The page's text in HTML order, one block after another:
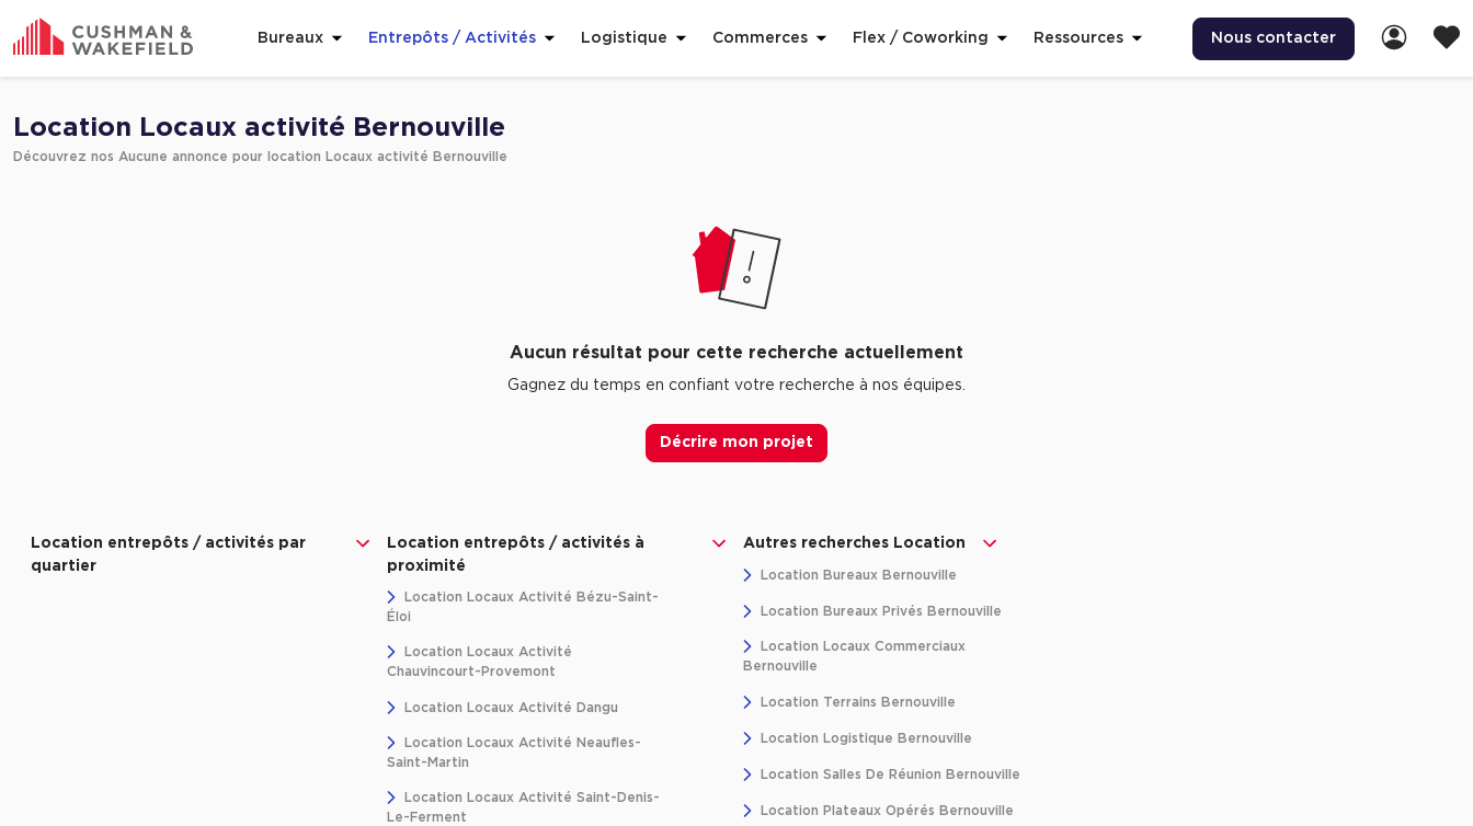
Bureaux Entrepôts / Activités Logistique Commerces Flex / Coworking Ressources Nous contacter
Location Locaux activité Bernouville
Découvrez nos Aucune annonce pour location Locaux activité Bernouville
Aucun résultat pour cette recherche actuellement
Gagnez du temps en confiant votre recherche à nos équipes.
Décrire mon projet
Location entrepôts / activités par
quartier
Location entrepôts / activités à
proximité
Location Locaux Activité Bézu-Saint-
Éloi
Location Locaux Activité
Chauvincourt-Provemont
Location Locaux Activité Dangu
Location Locaux Activité Neaufles-
Saint-Martin
Location Locaux Activité Saint-Denis-
Le-Ferment
Autres recherches Location
Location Bureaux Bernouville
Location Bureaux Privés Bernouville
Location Locaux Commerciaux
Bernouville
Location Terrains Bernouville
Location Logistique Bernouville
Location Salles De Réunion Bernouville
Location Plateaux Opérés Bernouville